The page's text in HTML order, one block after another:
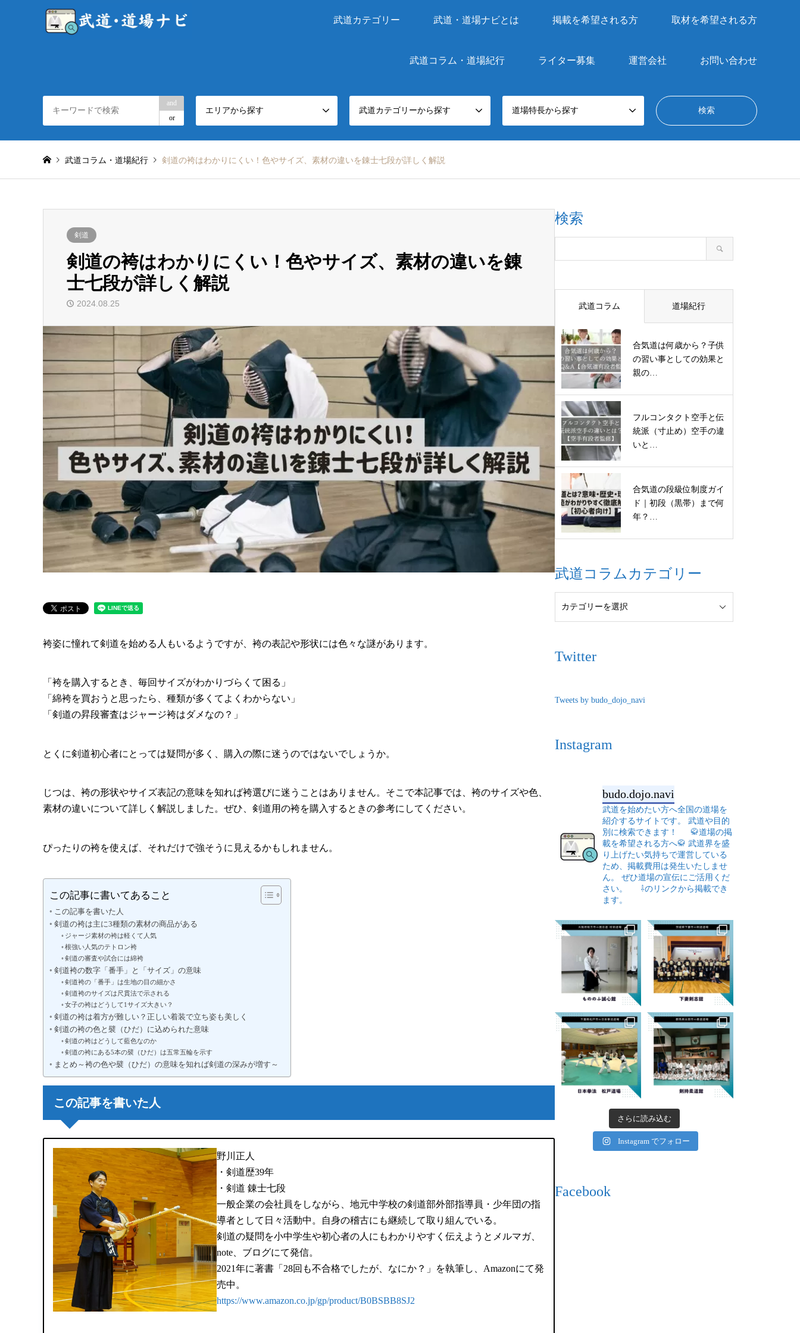
武道カテゴリー 武道・道場ナビとは 掲載を希望される方 取材を希望される方
武道コラム・道場紀行 ライター募集 運営会社 お問い合わせ
and
or
エリアから探す 武道カテゴリーから探す 道場特長から探す
武道コラム・道場紀行 剣道の袴はわかりにくい！色やサイズ、素材の違いを錬士七段が詳しく解説
剣道
剣道の袴はわかりにくい！色やサイズ、素材の違いを錬
士七段が詳しく解説
2024.08.25
袴姿に憧れて剣道を始める人もいるようですが、袴の表記や形状には色々な謎があります。
「袴を購入するとき、毎回サイズがわかりづらくて困る」
「綿袴を買おうと思ったら、種類が多くてよくわからない」
「剣道の昇段審査はジャージ袴はダメなの？」
とくに剣道初心者にとっては疑問が多く、購入の際に迷うのではないでしょうか。
じつは、袴の形状やサイズ表記の意味を知れば袴選びに迷うことはありません。そこで本記事では、袴のサイズや色、
素材の違いについて詳しく解説しました。ぜひ、剣道用の袴を購入するときの参考にしてください。
ぴったりの袴を使えば、それだけで強そうに見えるかもしれません。
この記事に書いてあること
この記事を書いた人
剣道の袴は主に3種類の素材の商品がある
ジャージ素材の袴は軽くて人気
根強い人気のテトロン袴
剣道の審査や試合には綿袴
剣道袴の数字「番手」と「サイズ」の意味
剣道袴の「番手」は生地の目の細かさ
剣道袴のサイズは尺貫法で示される
女子の袴はどうして1サイズ大きい？
剣道の袴は着方が難しい？正しい着装で立ち姿も美しく
剣道の袴の色と襞（ひだ）に込められた意味
剣道の袴はどうして藍色なのか
剣道の袴にある5本の襞（ひだ）は五常五輪を示す
まとめ～袴の色や襞（ひだ）の意味を知れば剣道の深みが増す～
この記事を書いた人
野川正人
・剣道歴39年
・剣道 錬士七段
一般企業の会社員をしながら、地元中学校の剣道部外部指導員・少年団の指
導者として日々活動中。自身の稽古にも継続して取り組んでいる。
剣道の疑問を小中学生や初心者の人にもわかりやすく伝えようとメルマガ、
note、ブログにて発信。
2021年に著書「28回も不合格でしたが、なにか？」を執筆し、Amazonにて発
売中。
https://www.amazon.co.jp/gp/product/B0BSBB8SJ2
検索
武道コラム 道場紀行
合気道は何歳から？子供
の習い事としての効果と
親の…
フルコンタクト空手と伝
統派（寸止め）空手の違
いと…
合気道の段級位制度ガイ
ド｜初段（黒帯）まで何
年？…
武道コラムカテゴリー
Twitter
Tweets by budo_dojo_navi
Instagram
budo.dojo.navi
武道を始めたい方へ全国の道場を
紹介するサイトです。
武道や目的
別に検索できます！
🥋道場の掲
載を希望される方へ🥋 武道界を盛
り上げたい気持ちで運営している
ため、掲載費用は発生いたしませ
ん。
ぜひ道場の宣伝にご活用くだ
さい。
⇩のリンクから掲載でき
ます。
さらに読み込む
Instagram でフォロー
Facebook